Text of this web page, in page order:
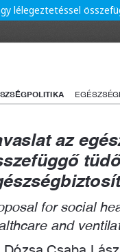
lélegeztetéssel